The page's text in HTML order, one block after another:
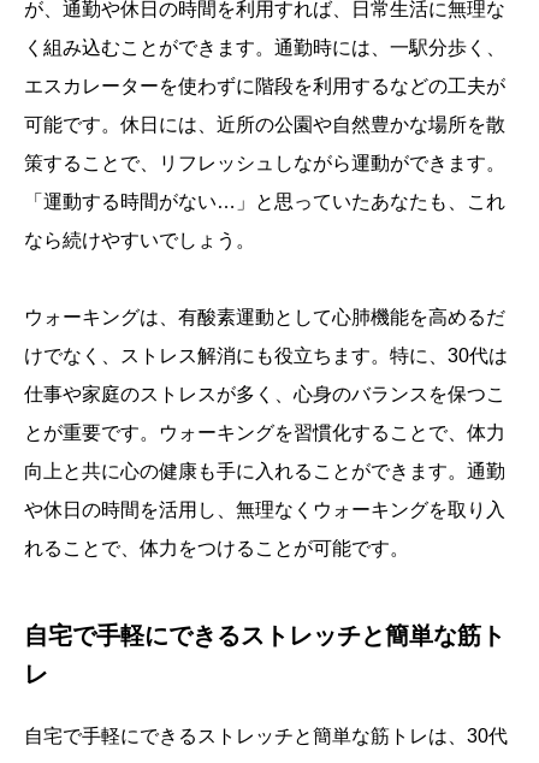
が、通勤や休日の時間を利用すれば、日常生活に無理な
く組み込むことができます。通勤時には、一駅分歩く、
エスカレーターを使わずに階段を利用するなどの工夫が
可能です。休日には、近所の公園や自然豊かな場所を散
策することで、リフレッシュしながら運動ができます。
「運動する時間がない…」と思っていたあなたも、これ
なら続けやすいでしょう。
ウォーキングは、有酸素運動として心肺機能を高めるだ
けでなく、ストレス解消にも役立ちます。特に、30代は
仕事や家庭のストレスが多く、心身のバランスを保つこ
とが重要です。ウォーキングを習慣化することで、体力
向上と共に心の健康も手に入れることができます。通勤
や休日の時間を活用し、無理なくウォーキングを取り入
れることで、体力をつけることが可能です。
自宅で手軽にできるストレッチと簡単な筋ト
レ
自宅で手軽にできるストレッチと簡単な筋トレは、30代